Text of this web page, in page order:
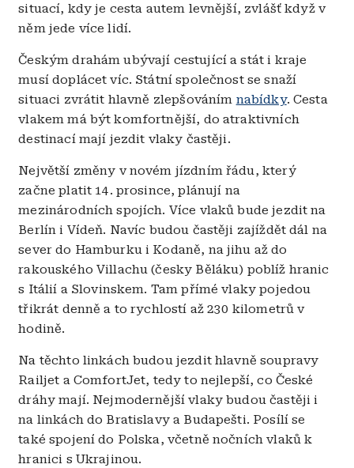
situací, kdy je cesta autem levnější, zvlášť když v
něm jede více lidí.
Českým drahám ubývají cestující a stát i kraje
musí doplácet víc. Státní společnost se snaží
situaci zvrátit hlavně zlepšováním nabídky. Cesta
vlakem má být komfortnější, do atraktivních
destinací mají jezdit vlaky častěji.
Největší změny v novém jízdním řádu, který
začne platit 14. prosince, plánují na
mezinárodních spojích. Více vlaků bude jezdit na
Berlín i Vídeň. Navíc budou častěji zajíždět dál na
sever do Hamburku i Kodaně, na jihu až do
rakouského Villachu (česky Běláku) poblíž hranic
s Itálií a Slovinskem. Tam přímé vlaky pojedou
třikrát denně a to rychlostí až 230 kilometrů v
hodině.
Na těchto linkách budou jezdit hlavně soupravy
Railjet a ComfortJet, tedy to nejlepší, co České
dráhy mají. Nejmodernější vlaky budou častěji i
na linkách do Bratislavy a Budapešti. Posílí se
také spojení do Polska, včetně nočních vlaků k
hranici s Ukrajinou.